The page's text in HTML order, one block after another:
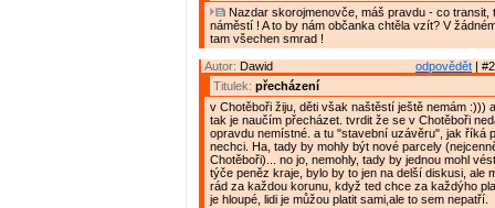
Nazdar skorojmenovče, máš pravdu - co transit,
náměstí ! A to by nám občanka chtěla vzít? V
tam všechen smrad !
odpovědět |
Autor: Dawid
Titulek: přecházení
v Chotěboři žiju, děti však naštěstí ještě nemám :)))
tak je naučím přecházet. tvrdit že se v Chotěboři
opravdu nemístné. a tu "stavební uzávěru", jak říká
nechci. Ha, tady by mohly být nové parcely
Chotěboři)... no jo, nemohly, tady by jednou mohl
týče peněz kraje, bylo by to jen na delší diskusi, ale
rád za každou korunu, když ted chce za každýho
je hloupé, lidi je můžou platit sami,ale to sem nepatří.